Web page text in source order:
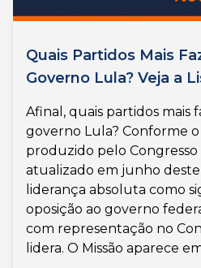
Quais Partidos Mais
Governo Lula? Veja a
Afinal, quais partidos mais
governo Lula? Conforme
produzido pelo Congresso
atualizado em junho deste
liderança absoluta como
oposição ao governo
com representação no
lidera. O Missão aparece